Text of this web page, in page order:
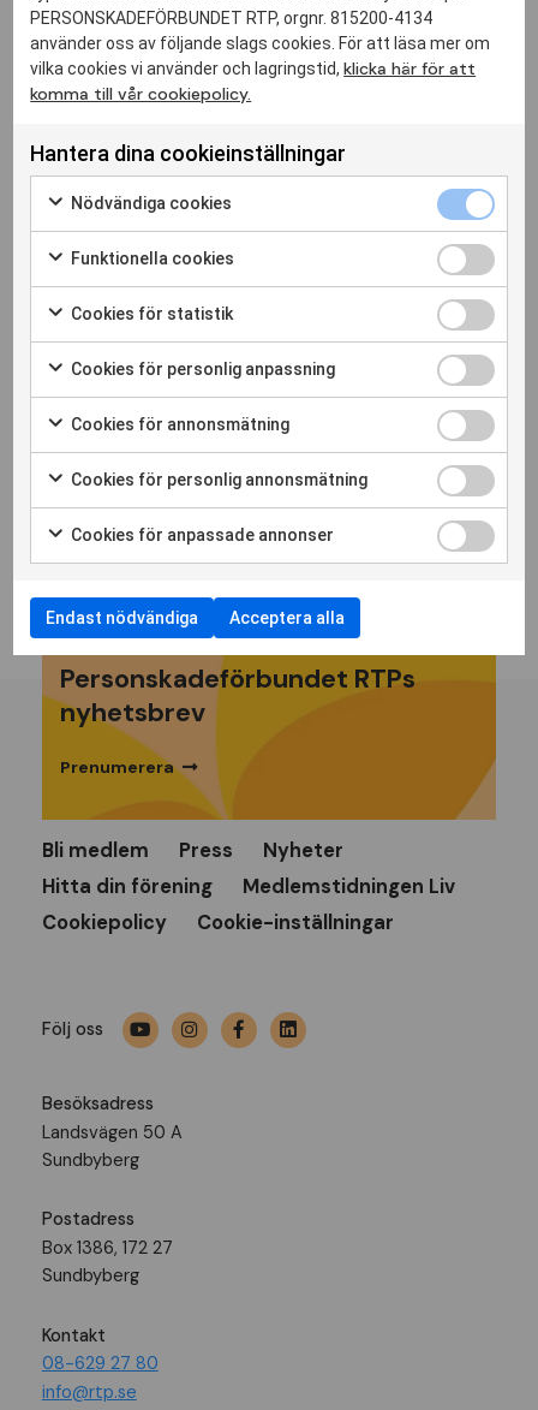
RTP medarrangör för Hjärnhälsa.
Mer information,programoch medverkande
hittar du påhjarnan.se/
Personskadeförbundet RTPs
nyhetsbrev
Prenumerera
Bli medlem Press
Nyheter
Hitta din förening
Medlemstidningen Liv
Cookiepolicy
Cookie-inställningar
Följ oss
Besöksadress
Landsvägen 50 A
Sundbyberg
Postadress
Box 1386, 172 27
Sundbyberg
Kontakt
08-629 27 80
info@rtp.se
PERSONSKADEFÖRBUNDET RTP, orgnr. 815200-4134
använder oss av följande slags cookies. För att läsa mer om
vilka cookies vi använder och lagringstid,klicka här för att
komma till vår cookiepolicy.
Hantera dina cookieinställningar
Nödvändiga cookies
Funktionella cookies
Cookies för statistik
Cookies för personlig anpassning
Cookies för annonsmätning
Cookies för personlig annonsmätning
Cookies för anpassade annonser
Endast nödvändiga Acceptera alla